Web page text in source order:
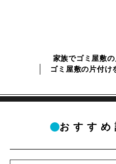
家族でゴミ屋敷
ゴミ屋敷の片付け
おすすめ